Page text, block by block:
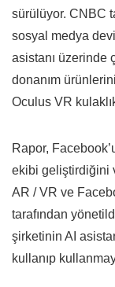
sürülüyor. CNBC
sosyal medya
asistanı üzerinde
donanım
Oculus VR
Rapor,
ekibi geliştirdiğini
AR / VR ve
tarafından
şirketinin AI
kullanıp